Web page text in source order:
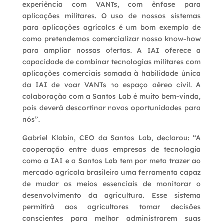
experiência com VANTs, com ênfase para
aplicações militares. O uso de nossos sistemas
para aplicações agrícolas é um bom exemplo de
como pretendemos comercializar nosso know-how
para ampliar nossas ofertas. A IAI oferece a
capacidade de combinar tecnologias militares com
aplicações comerciais somada à habilidade única
da IAI de voar VANTs no espaço aéreo civil. A
colaboração com a Santos Lab é muito bem-vinda,
pois deverá descortinar novas oportunidades para
nós”.
Gabriel Klabin, CEO da Santos Lab, declarou: “A
cooperação entre duas empresas de tecnologia
como a IAI e a Santos Lab tem por meta trazer ao
mercado agrícola brasileiro uma ferramenta capaz
de mudar os meios essenciais de monitorar o
desenvolvimento da agricultura. Esse sistema
permitirá aos agricultores tomar decisões
conscientes para melhor administrarem suas